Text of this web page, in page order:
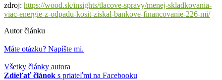
zdroj: https://wood.sk/insights/tlacove-spravy/menej-skladkovania-
viac-energie-z-odpadu-kosit-ziskal-bankove-financovanie-226-mi/
Autor článku
Máte otázku? Napíšte mi.
Všetky články autora
Zdieľať článok s priateľmi na Facebooku